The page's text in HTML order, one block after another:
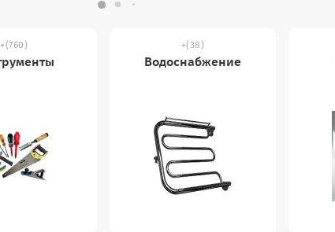
(760) (38)
Водоснабжение